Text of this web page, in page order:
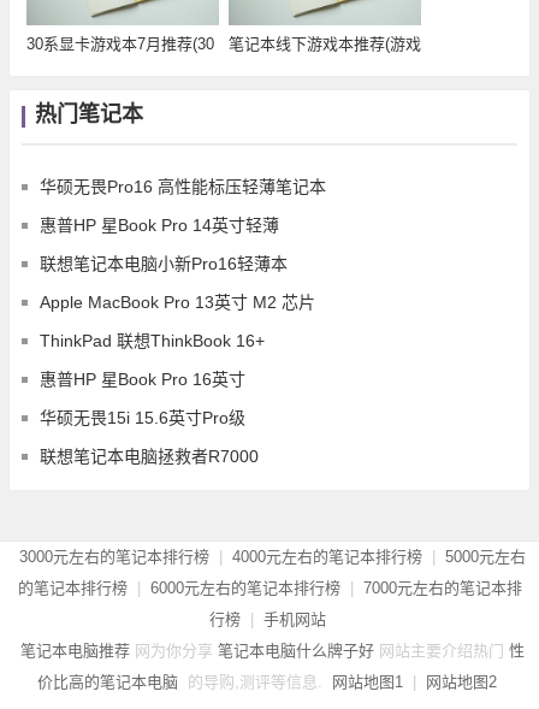
30系显卡游戏本7月推荐(30
笔记本线下游戏本推荐(游戏
热门笔记本
华硕无畏Pro16 高性能标压轻薄笔记本
惠普HP 星Book Pro 14英寸轻薄
联想笔记本电脑小新Pro16轻薄本
Apple MacBook Pro 13英寸 M2 芯片
ThinkPad 联想ThinkBook 16+
惠普HP 星Book Pro 16英寸
华硕无畏15i 15.6英寸Pro级
联想笔记本电脑拯救者R7000
3000元左右的笔记本排行榜 4000元左右的笔记本排行榜
5000元左右
的笔记本排行榜
6000元左右的笔记本排行榜
7000元左右的笔记本排
行榜
手机网站
笔记本电脑推荐 网为你分享 笔记本电脑什么牌子好 网站主要介绍热门 性
价比高的笔记本电脑 的导购,测评等信息. 网站地图1 网站地图2